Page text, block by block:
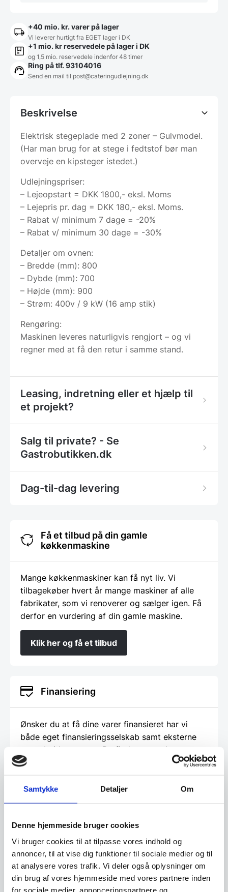
Samtykke Detaljer Om
Denne hjemmeside bruger cookies
Vi bruger cookies til at tilpasse vores indhold og
annoncer, til at vise dig funktioner til sociale medier og til
at analysere vores trafik. Vi deler også oplysninger om
din brug af vores hjemmeside med vores partnere inden
for sociale medier, annonceringspartnere og
+40 mio. kr. varer på lager
Vi leverer hurtigt fra EGET lager i DK
+1 mio. kr reservedele på lager i DK
og 1,5 mio. reservedele indenfor 48 timer
Ring på tlf. 93104016
Send en mail til post@cateringudlejning.dk
Beskrivelse
Elektrisk stegeplade med 2 zoner – Gulvmodel.
(Har man brug for at stege i fedtstof bør man
overveje en kipsteger istedet.)
Udlejningspriser:
– Lejeopstart = DKK 1800,- eksl. Moms
– Lejepris pr. dag = DKK 180,- eksl. Moms.
– Rabat v/ minimum 7 dage = -20%
– Rabat v/ minimum 30 dage = -30%
Detaljer om ovnen:
– Bredde (mm): 800
– Dybde (mm): 700
– Højde (mm): 900
– Strøm: 400v / 9 kW (16 amp stik)
Rengøring:
Maskinen leveres naturligvis rengjort – og vi
regner med at få den retur i samme stand.
Leasing, indretning eller et hjælp til
et projekt?
Salg til private? - Se
Gastrobutikken.dk
Dag-til-dag levering
Få et tilbud på din gamle
køkkenmaskine
Mange køkkenmaskiner kan få nyt liv. Vi
tilbagekøber hvert år mange maskiner af alle
fabrikater, som vi renoverer og sælger igen. Få
derfor en vurdering af din gamle maskine.
Klik her og få et tilbud
Finansiering
Ønsker du at få dine varer finansieret har vi
både eget finansieringsselskab samt eksterne
samarbejdspartnere. Du findes vores beregner
og ansøgningsskema her:
Beregn og ansøg her
Har du spørgsmål til varen? Klik her
Vi prismatcher - Klik her